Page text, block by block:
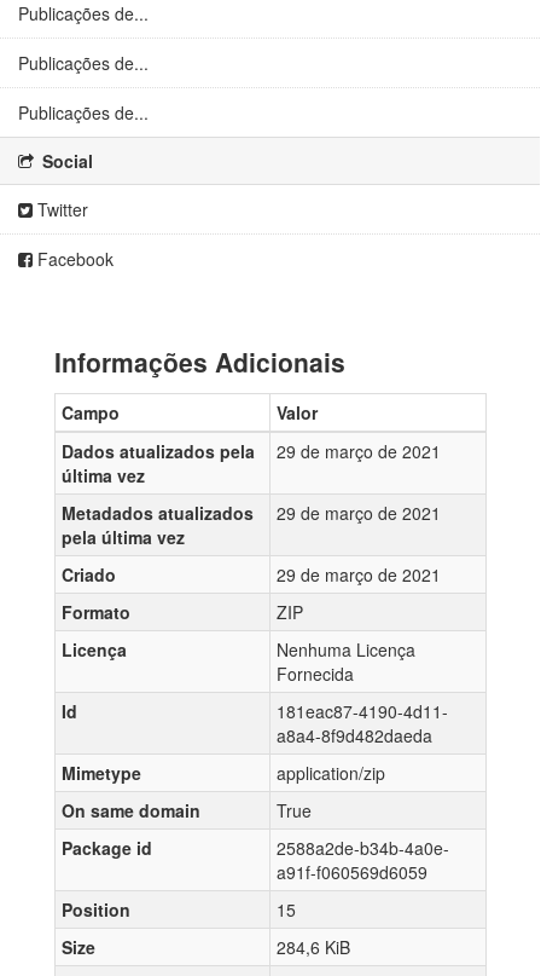
Publicações de...
Publicações de...
Publicações de...
Social
Twitter
Facebook
Informações Adicionais
Campo
Valor
Dados atualizados pela
última vez
29 de março de 2021
Metadados atualizados
pela última vez
29 de março de 2021
Criado
29 de março de 2021
Formato
ZIP
Licença
Nenhuma Licença
Fornecida
Id
181eac87-4190-4d11-
a8a4-8f9d482daeda
Mimetype
application/zip
On same domain
True
Package id
2588a2de-b34b-4a0e-
a91f-f060569d6059
Position
15
Size
284,6 KiB